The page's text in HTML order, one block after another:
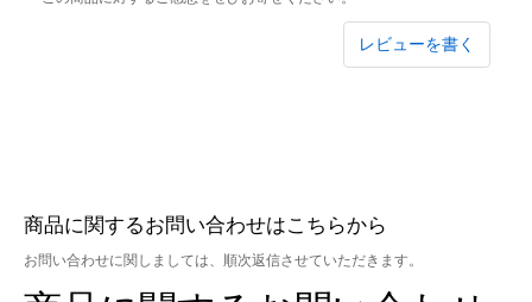
レビューを書く
商品に関するお問い合わせはこちらから
お問い合わせに関しましては、順次返信させていただきます。